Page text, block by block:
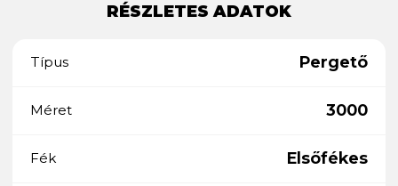
RÉSZLETES ADATOK
Típus Pergető
Méret 3000
Fék Elsőfékes